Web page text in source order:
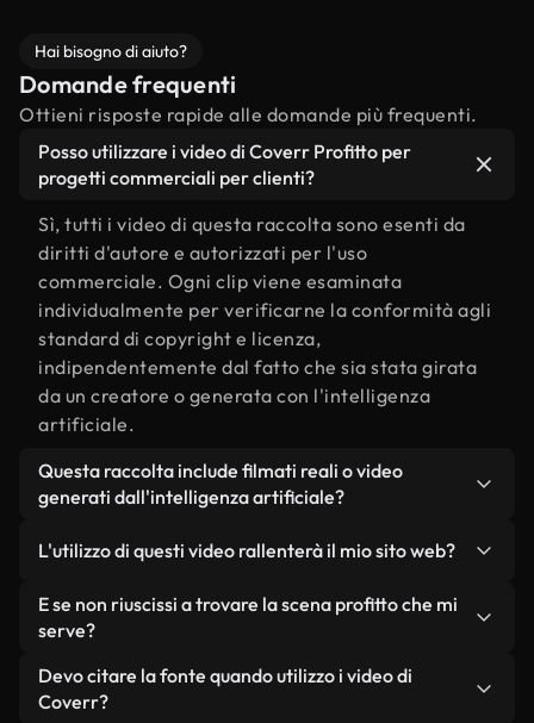
Hai bisogno di aiuto?
Domande frequenti
Ottieni risposte rapide alle domande più frequenti.
Posso utilizzare i video di Coverr Profitto per
progetti commerciali per clienti?
Sì, tutti i video di questa raccolta sono esenti da
diritti d'autore e autorizzati per l'uso
commerciale. Ogni clip viene esaminata
individualmente per verificarne la conformità agli
standard di copyright e licenza,
indipendentemente dal fatto che sia stata girata
da un creatore o generata con l'intelligenza
artificiale.
Questa raccolta include filmati reali o video
generati dall'intelligenza artificiale?
da filmati reali, girati da persone, relativi a
profitto, e da video generati dall'intelligenza
artificiale. Ogni video è chiaramente etichettato,
L'utilizzo di questi video rallenterà il mio sito web?
Non se scegli le nostre versioni ottimizzate.
Offriamo formati leggeri e pronti per il web,
mantengono alta la qualità, riducono al minimo i
tempi di caricamento e migliorano parametri
E se non riuscissi a trovare la scena profitto che mi
serve?
Puoi crearne uno all'istante utilizzando Coverr AI
Studio. Ti basta descrivere la scena, ad esempio
Devo citare la fonte quando utilizzo i video di
Coverr?